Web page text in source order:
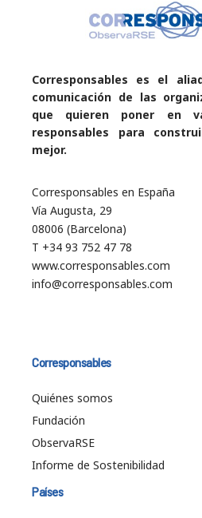
Corresponsables es el
comunicación de las
que quieren poner en
responsables para
mejor.
Corresponsables en España
Vía Augusta, 29
08006 (Barcelona)
T +34 93 752 47 78
www.corresponsables.com
info@corresponsables.com
Corresponsables
Quiénes somos
Fundación
ObservaRSE
Informe de Sostenibilidad
Países